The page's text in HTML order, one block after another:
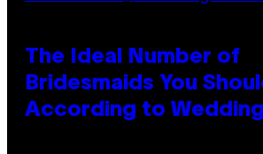
The Ideal Number of
Bridesmaids You
According to